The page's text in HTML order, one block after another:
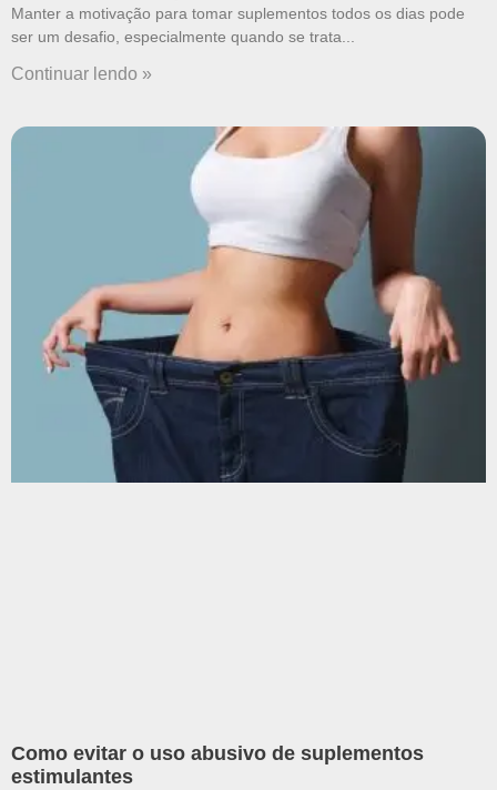
Manter a motivação para tomar suplementos todos os dias pode
ser um desafio, especialmente quando se trata
Continuar lendo »
Como evitar o uso abusivo de suplementos
estimulantes